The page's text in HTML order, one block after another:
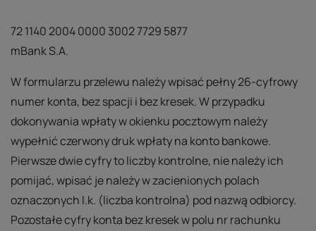
72 1140 2004 0000 3002 7729 5877
mBank S.A.
W formularzu przelewu należy wpisać pełny 26-cyfrowy
numer konta, bez spacji i bez kresek. W przypadku
dokonywania wpłaty w okienku pocztowym należy
wypełnić czerwony druk wpłaty na konto bankowe.
Pierwsze dwie cyfry to liczby kontrolne, nie należy ich
pomijać, wpisać je należy w zacienionych polach
oznaczonych l.k. (liczba kontrolna) pod nazwą odbiorcy.
Pozostałe cyfry konta bez kresek w polu nr rachunku